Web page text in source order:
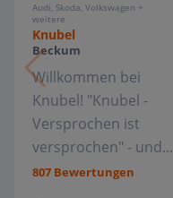
Audi, Skoda, Volkswagen +
weitere
Knubel
Beckum
Willkommen bei
Knubel! "Knubel -
Versprochen ist
versprochen" - und...
807 Bewertungen